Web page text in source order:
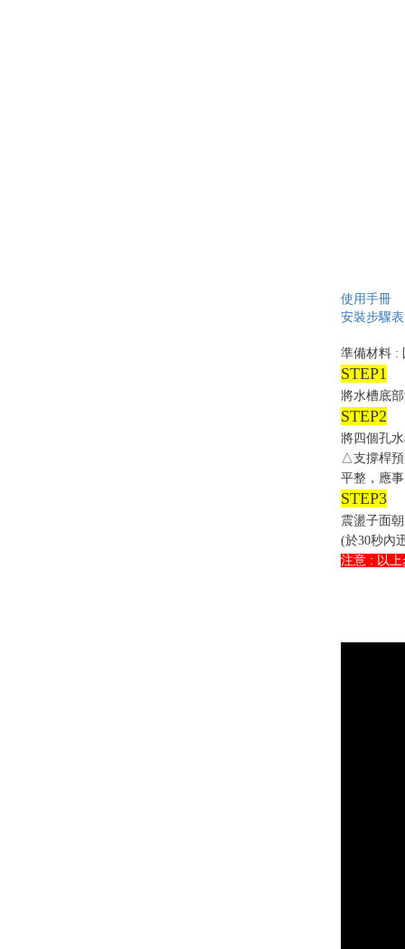
安裝步驟
準備材料 :
STEP1
將水槽底
STEP2
將四個孔
△支撐桿預
平整，應
STEP3
震盪子面